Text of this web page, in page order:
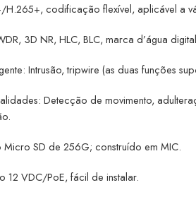
H.265+, codificação flexível, aplicável a
3D NR, HLC, BLC, marca d’água
Intrusão, tripwire (as duas funções
Detecção de movimento,
Micro SD de 256G; construído em MIC.
12 VDC/PoE, fácil de instalar.